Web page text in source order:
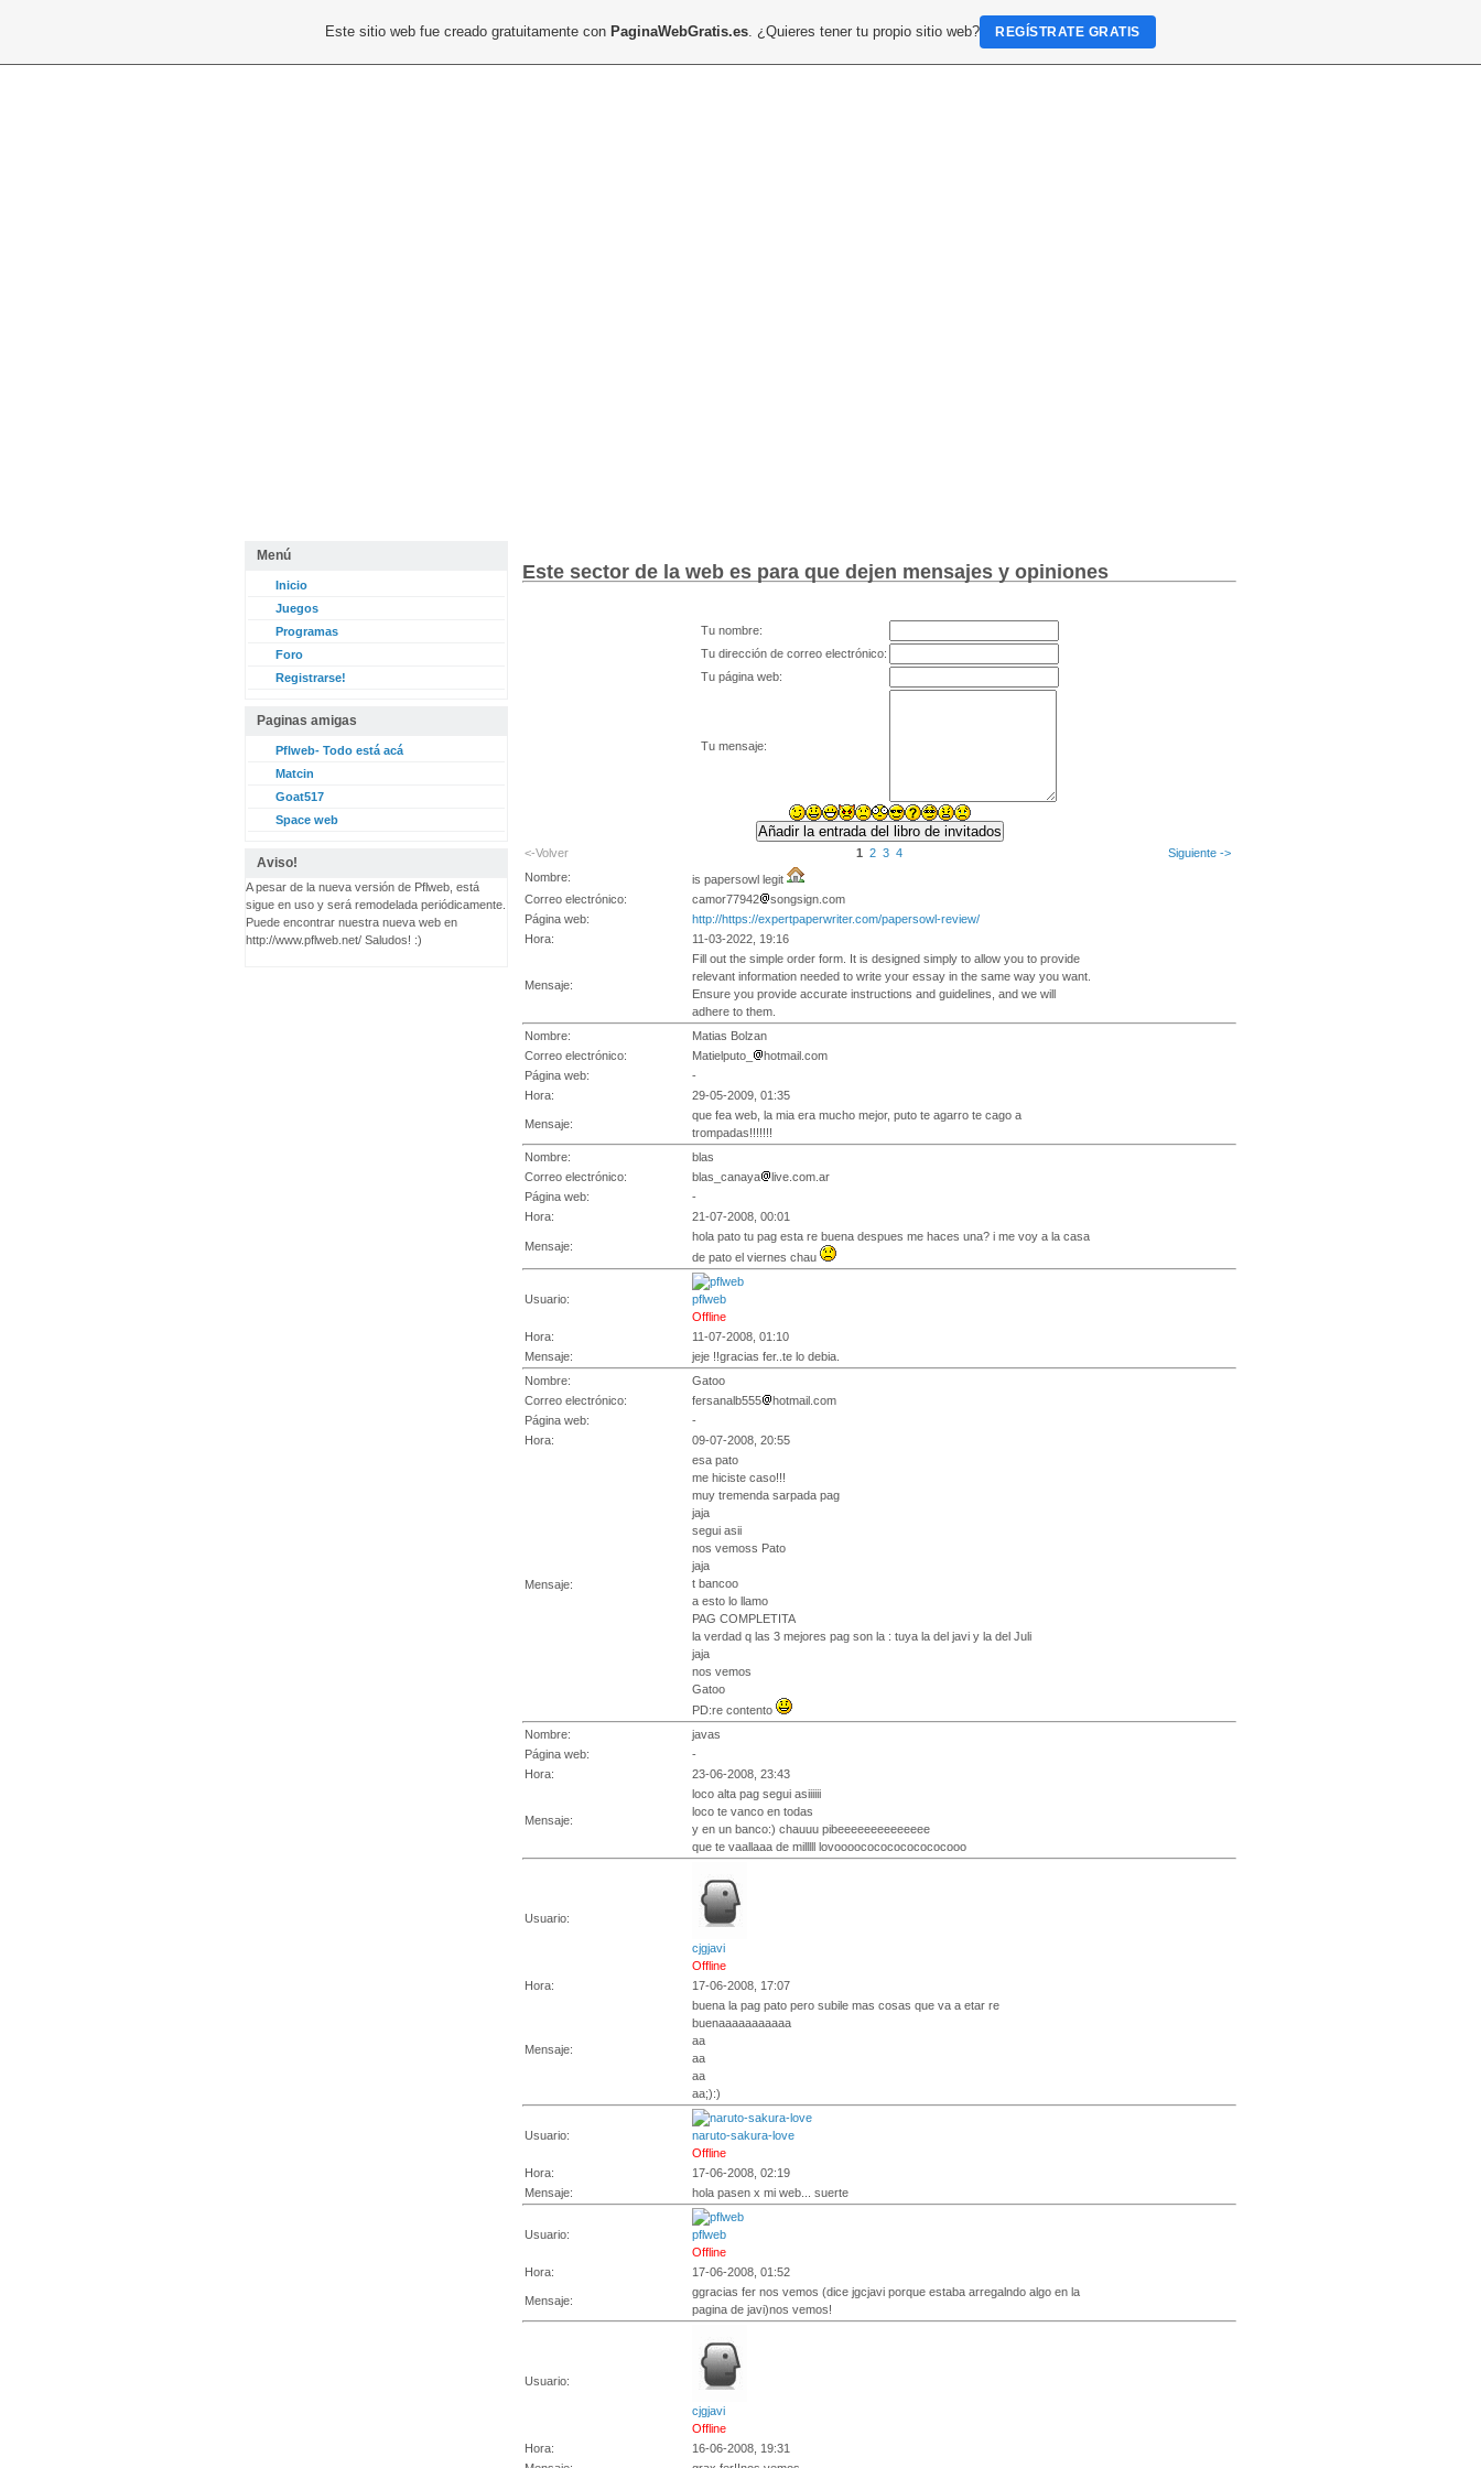
Menú
Inicio
Juegos
Programas
Foro
Registrarse!
Paginas amigas
Pflweb- Todo está acá
Matcin
Goat517
Space web
Aviso!
A pesar de la nueva versión de Pflweb, está
sigue en uso y será remodelada periódicamente.
Puede encontrar nuestra nueva web en
http://www.pflweb.net/ Saludos! :)
Este sector de la web es para que dejen mensajes y opiniones
Tu nombre:
Tu dirección de correo electrónico:
Tu página web:
Tu mensaje:
<-Volver 1 2 3 4
Siguiente ->
Nombre:
is papersowl legit
Correo electrónico:
camor77942
songsign.com
Página web:
http://https://expertpaperwriter.com/papersowl-review/
Hora:
11-03-2022, 19:16
Mensaje:
Fill out the simple order form. It is designed simply to allow you to provide
relevant information needed to write your essay in the same way you want.
Ensure you provide accurate instructions and guidelines, and we will
adhere to them.
Nombre:
Matias Bolzan
Correo electrónico:
Matielputo_
hotmail.com
Página web:
-
Hora:
29-05-2009, 01:35
Mensaje:
que fea web, la mia era mucho mejor, puto te agarro te cago a
trompadas!!!!!!!
Nombre:
blas
Correo electrónico:
blas_canaya
live.com.ar
Página web:
-
Hora:
21-07-2008, 00:01
Mensaje:
hola pato tu pag esta re buena despues me haces una? i me voy a la casa
de pato el viernes chau
Usuario:
pflweb
Offline
Hora:
11-07-2008, 01:10
Mensaje:
jeje !!gracias fer..te lo debia.
Nombre:
Gatoo
Correo electrónico:
fersanalb555
hotmail.com
Página web:
-
Hora:
09-07-2008, 20:55
Mensaje:
esa pato
me hiciste caso!!!
muy tremenda sarpada pag
jaja
segui asii
nos vemoss Pato
jaja
t bancoo
a esto lo llamo
PAG COMPLETITA
la verdad q las 3 mejores pag son la : tuya la del javi y la del Juli
jaja
nos vemos
Gatoo
PD:re contento
Nombre:
javas
Página web:
-
Hora:
23-06-2008, 23:43
Mensaje:
loco alta pag segui asiiiiii
loco te vanco en todas
y en un banco:) chauuu pibeeeeeeeeeeeeee
que te vaallaaa de milllll lovoooocococococococooo
Usuario:
cjgjavi
Offline
Hora:
17-06-2008, 17:07
Mensaje:
buena la pag pato pero subile mas cosas que va a etar re
buenaaaaaaaaaaa
aa
aa
aa
aa;):)
Usuario:
naruto-sakura-love
Offline
Hora:
17-06-2008, 02:19
Mensaje:
hola pasen x mi web... suerte
Usuario:
pflweb
Offline
Hora:
17-06-2008, 01:52
Mensaje:
ggracias fer nos vemos (dice jgcjavi porque estaba arregalndo algo en la
pagina de javi)nos vemos!
Usuario:
cjgjavi
Offline
Hora:
16-06-2008, 19:31
Este sitio web fue creado gratuitamente con PaginaWebGratis.es. ¿Quieres tener tu propio sitio web? REGÍSTRATE GRATIS